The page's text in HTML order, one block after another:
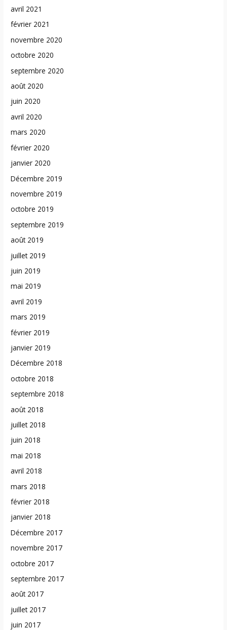
avril 2021
février 2021
novembre 2020
octobre 2020
septembre 2020
août 2020
juin 2020
avril 2020
mars 2020
février 2020
janvier 2020
Décembre 2019
novembre 2019
octobre 2019
septembre 2019
août 2019
juillet 2019
juin 2019
mai 2019
avril 2019
mars 2019
février 2019
janvier 2019
Décembre 2018
octobre 2018
septembre 2018
août 2018
juillet 2018
juin 2018
mai 2018
avril 2018
mars 2018
février 2018
janvier 2018
Décembre 2017
novembre 2017
octobre 2017
septembre 2017
août 2017
juillet 2017
juin 2017